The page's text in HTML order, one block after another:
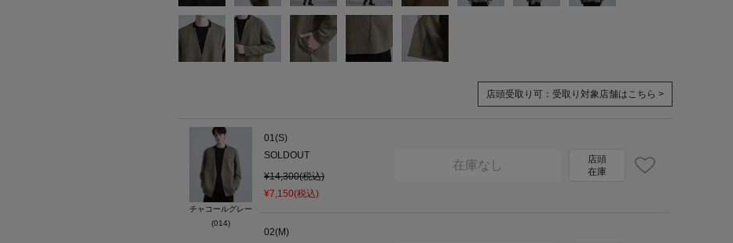
店頭受取り可： 受取り対象店舗はこちら >
チャコールグレー
(014)
01(S)
SOLDOUT
¥14,300(税込)
¥7,150(税込)
在庫なし
店頭
在庫
02(M)